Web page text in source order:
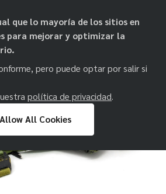
paz
que lo mayoría de los sitios en
para mejorar y optimizar la
pero puede optar por salir si
política de privacidad.
Allow All Cookies